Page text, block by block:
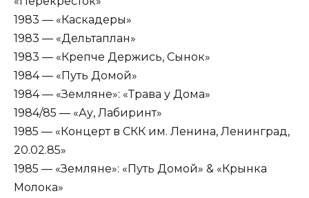
1983 — «Каскадеры»
1983 — «Дельтаплан»
1983 — «Крепче Держись, Сынок»
1984 — «Путь Домой»
1984 — «Земляне»: «Трава у Дома»
1984/85 — «Ау, Лабиринт»
1985 — «Концерт в СКК им. Ленина, Ленинград,
20.02.85»
1985 — «Земляне»: «Путь Домой» & «Крынка
Молока»